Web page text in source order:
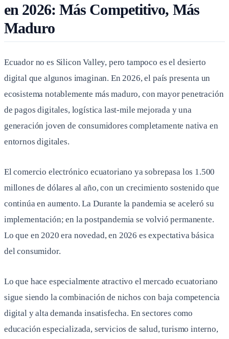
en 2026: Más Competitivo, Más
Maduro
Ecuador no es Silicon Valley, pero tampoco es el desierto
digital que algunos imaginan. En 2026, el país presenta un
ecosistema notablemente más maduro, con mayor penetración
de pagos digitales, logística last-mile mejorada y una
generación joven de consumidores completamente nativa en
entornos digitales.
El comercio electrónico ecuatoriano ya sobrepasa los 1.500
millones de dólares al año, con un crecimiento sostenido que
continúa en aumento. La Durante la pandemia se aceleró su
implementación; en la postpandemia se volvió permanente.
Lo que en 2020 era novedad, en 2026 es expectativa básica
del consumidor.
Lo que hace especialmente atractivo el mercado ecuatoriano
sigue siendo la combinación de nichos con baja competencia
digital y alta demanda insatisfecha. En sectores como
educación especializada, servicios de salud, turismo interno,